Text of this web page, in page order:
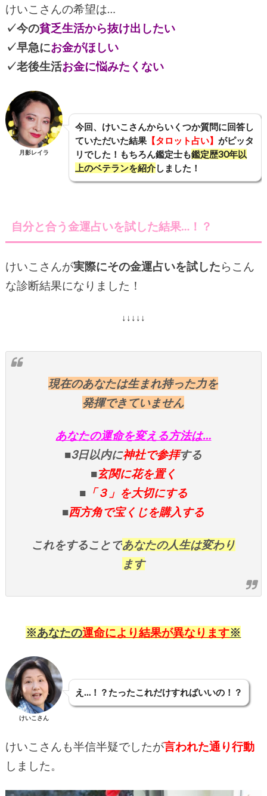
けいこさんの希望は…
✓今の貧乏生活から抜け出したい
✓早急にお金がほしい
✓老後生活お金に悩みたくない
月影レイラ
今回、けいこさんからいくつか質問に回答し
ていただいた結果【タロット占い】 がピッタ
リでした！もちろん鑑定士も鑑定歴30年以
上のベテランを紹介しました！
自分と合う金運占いを試した結果…！？
けいこさんが実際にその金運占いを試したらこん
な診断結果になりました！
↓↓↓↓↓
現在のあなたは生まれ持った力を
発揮できていません
あなたの運命を変える方法は…
■3日以内に神社で参拝する
■玄関に花を置く
■「３」を大切にする
■西方角で宝くじを購入する
これをすることであなたの人生は変わり
ます
※あなたの運命により結果が異なります※
けいこさん
え…！？たったこれだけすればいいの！？
けいこさんも半信半疑でしたが言われた通り行動
しました。